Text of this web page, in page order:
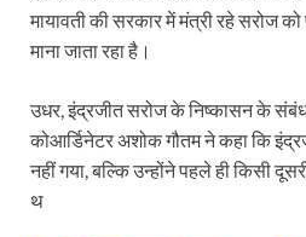
मायावती की सरकार में मंत्री रहे सरोज को
माना जाता रहा है।
उधर, इंद्रजीत सरोज के निष्कासन के
कोआर्डिनेटर अशोक गौतम ने कहा कि
नहीं गया, बल्कि उन्होंने पहले ही किसी
थ⁠⁠⁠⁠